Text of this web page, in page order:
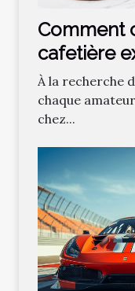
Comment
cafetière
café
À la recherche
chaque
chez...